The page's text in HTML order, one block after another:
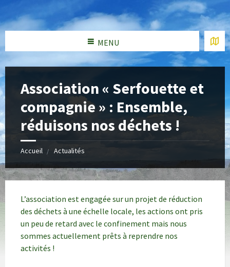
MENU
Association « Serfouette et
compagnie » : Ensemble,
réduisons nos déchets !
Accueil Actualités
L’association est engagée sur un projet de réduction
des déchets à une échelle locale, les actions ont pris
un peu de retard avec le confinement mais nous
sommes actuellement prêts à reprendre nos
activités !